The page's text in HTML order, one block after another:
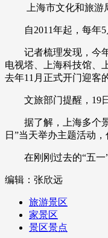
视频
现场
体育
VIP会员
大国智造
上海市文化和旅游局7
自2011年起，每年5
记者梳理发现，今年
电视塔、上海科技馆、
去年11月正式开门迎客
文旅部门提醒，19日
据了解，上海多个景
日”当天举办主题活动
在刚刚过去的“五一”
编辑：张欣远
旅游景区
家景区
景区景点